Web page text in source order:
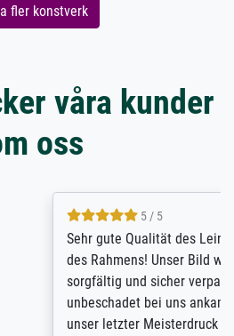
fler konstverk
våra kunder
oss
des Leinwanddrucks und
Bild wurde sehr
verpackt, so dass es
uns ankam. Es wird nicht
sein. Vielen